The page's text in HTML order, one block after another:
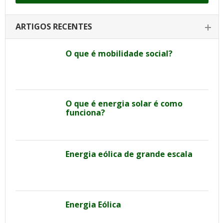
ARTIGOS RECENTES
O que é mobilidade social?
O que é energia solar é como
funciona?
Energia eólica de grande escala
Energia Eólica